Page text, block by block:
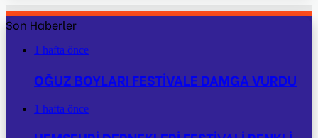
Son Haberler
1 hafta önce
OĞUZ BOYLARI FESTİVALE DAMGA VURDU
1 hafta önce